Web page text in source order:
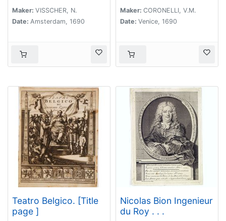
Maker: VISSCHER, N.
Date: Amsterdam, 1690
Maker: CORONELLI, V.M.
Date: Venice, 1690
Teatro Belgico. [Title
page ]
Nicolas Bion Ingenieur
du Roy . . .